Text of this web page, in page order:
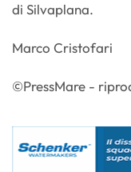
di Silvaplana.
Marco Cristofari
©PressMare -